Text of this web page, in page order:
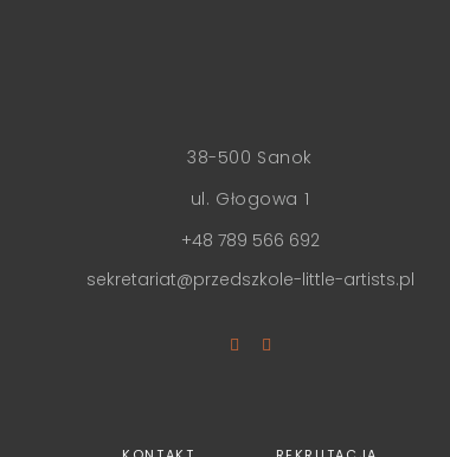
38-500 Sanok
ul. Głogowa 1
+48 789 566 692
sekretariat@przedszkole-little-artists.pl